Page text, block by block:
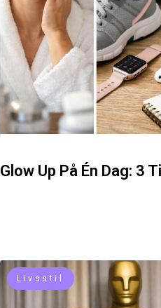
Glow Up På Én Dag: 3
Livsstil